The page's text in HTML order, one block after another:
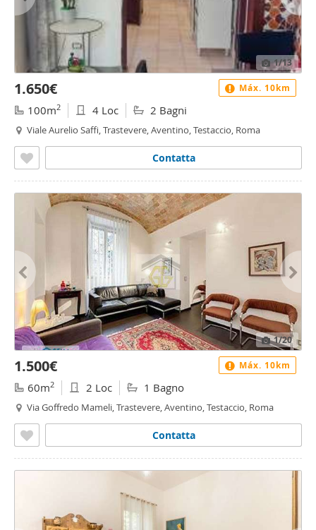
1/13
1.650€
100m2 4 Loc 2 Bagni
Viale Aurelio Saffi, Trastevere, Aventino, Testaccio, Roma
Contatta
Máx. 10km
1/20
1.500€
60m2 2 Loc 1 Bagno
Via Goffredo Mameli, Trastevere, Aventino, Testaccio, Roma
Contatta
Máx. 10km